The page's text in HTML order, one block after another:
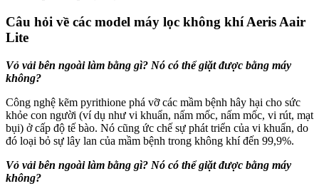
Câu hỏi về các model máy lọc không khí Aeris Aair
Lite
Vỏ vải bên ngoài làm bằng gì? Nó có thể giặt được bằng máy
không?
Công nghệ kẽm pyrithione phá vỡ các mầm bệnh hây hại cho sức
khỏe con người (ví dụ như vi khuẩn, nấm mốc, nấm mốc, vi rút, mạt
bụi) ở cấp độ tế bào. Nó cũng ức chế sự phát triển của vi khuẩn, do
đó loại bỏ sự lây lan của mầm bệnh trong không khí đến 99,9%.
Vỏ vải bên ngoài làm bằng gì? Nó có thể giặt được bằng máy
không?